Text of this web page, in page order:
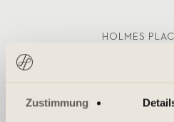
Zustimmung
HOLMES
Passende